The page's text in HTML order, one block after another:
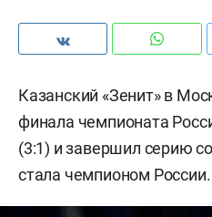
Казанский «Зенит» в
финала чемпионата
(3:1) и завершил серию
стала чемпионом России.